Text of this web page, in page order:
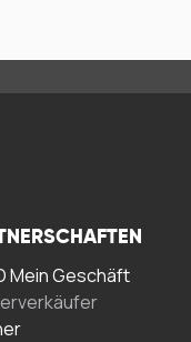
Mein Geschäft